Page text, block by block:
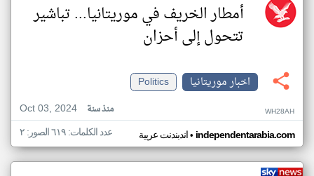
أمطار الخريف في موريتانيا... تباشير
تتحول إلى أحزان
اخبار موريتانيا
Politics
Oct 03, 2024
منذ سنة WH28AH
اندبندنت عربية• independentarabia.com عدد الكلمات: ٦١٩ الصور: ٢